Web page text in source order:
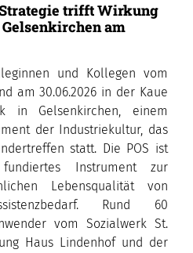
trifft Wirkung
am
und Kollegen vom
am 30.06.2026 in der Kaue
in Gelsenkirchen, einem
der Industriekultur, das
statt. Die POS ist
Instrument zur
Lebensqualität von
Rund 60
vom Sozialwerk St.
Haus Lindenhof und der